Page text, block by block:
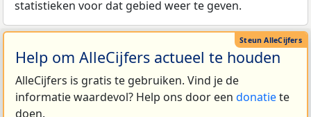
statistieken voor dat gebied weer te geven.
Help om AlleCijfers actueel te houden
AlleCijfers is gratis te gebruiken. Vind je de
informatie waardevol? Help ons door een donatiete
doen.